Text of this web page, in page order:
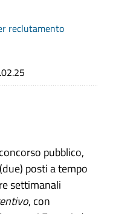
reclutamento
pubblico,
posti a tempo
settimanali
, con